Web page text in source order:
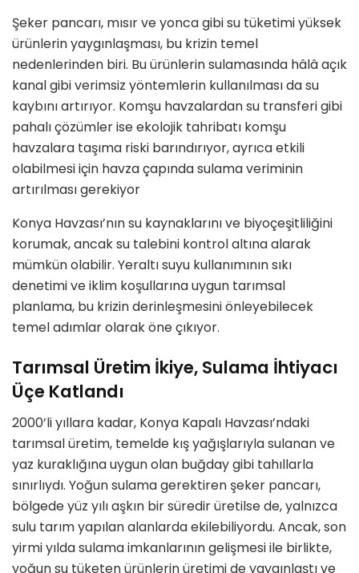
Şeker pancarı, mısır ve yonca gibi su tüketimi yüksek
ürünlerin yaygınlaşması, bu krizin temel
nedenlerinden biri. Bu ürünlerin sulamasında hâlâ açık
kanal gibi verimsiz yöntemlerin kullanılması da su
kaybını artırıyor. Komşu havzalardan su transferi gibi
pahalı çözümler ise ekolojik tahribatı komşu
havzalara taşıma riski barındırıyor, ayrıca etkili
olabilmesi için havza çapında sulama veriminin
artırılması gerekiyor
Konya Havzası’nın su kaynaklarını ve biyoçeşitliliğini
korumak, ancak su talebini kontrol altına alarak
mümkün olabilir. Yeraltı suyu kullanımının sıkı
denetimi ve iklim koşullarına uygun tarımsal
planlama, bu krizin derinleşmesini önleyebilecek
temel adımlar olarak öne çıkıyor.
Tarımsal Üretim İkiye, Sulama İhtiyacı
Üçe Katlandı
2000’li yıllara kadar, Konya Kapalı Havzası’ndaki
tarımsal üretim, temelde kış yağışlarıyla sulanan ve
yaz kuraklığına uygun olan buğday gibi tahıllarla
sınırlıydı. Yoğun sulama gerektiren şeker pancarı,
bölgede yüz yılı aşkın bir süredir üretilse de, yalnızca
sulu tarım yapılan alanlarda ekilebiliyordu. Ancak, son
yirmi yılda sulama imkanlarının gelişmesi ile birlikte,
yoğun su tüketen ürünlerin üretimi de yaygınlaştı ve